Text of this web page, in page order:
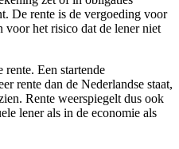
De rente is de vergoeding voor
voor het risico dat de lener niet
Een startende
rente dan de Nederlandse staat,
Rente weerspiegelt dus ook
lener als in de economie als